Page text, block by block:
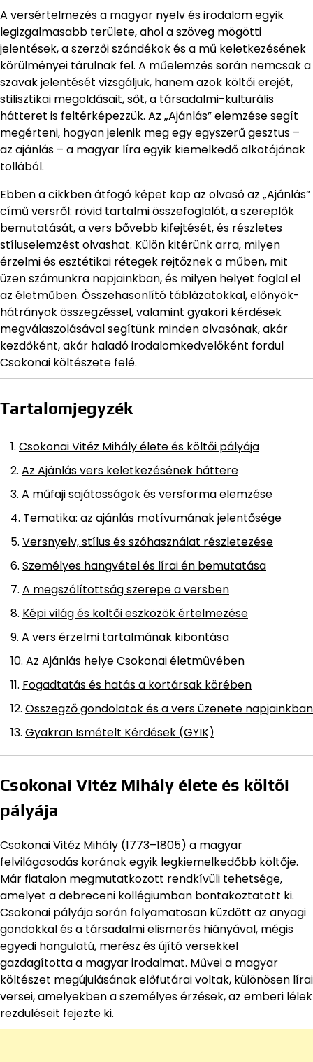
A versértelmezés a magyar nyelv és irodalom egyik
legizgalmasabb területe, ahol a szöveg mögötti
jelentések, a szerzői szándékok és a mű keletkezésének
körülményei tárulnak fel. A műelemzés során nemcsak a
szavak jelentését vizsgáljuk, hanem azok költői erejét,
stilisztikai megoldásait, sőt, a társadalmi-kulturális
hátteret is feltérképezzük. Az „Ajánlás” elemzése segít
megérteni, hogyan jelenik meg egy egyszerű gesztus –
az ajánlás – a magyar líra egyik kiemelkedő alkotójának
tollából.
Ebben a cikkben átfogó képet kap az olvasó az „Ajánlás”
című versről: rövid tartalmi összefoglalót, a szereplők
bemutatását, a vers bővebb kifejtését, és részletes
stíluselemzést olvashat. Külön kitérünk arra, milyen
érzelmi és esztétikai rétegek rejtőznek a műben, mit
üzen számunkra napjainkban, és milyen helyet foglal el
az életműben. Összehasonlító táblázatokkal, előnyök-
hátrányok összegzéssel, valamint gyakori kérdések
megválaszolásával segítünk minden olvasónak, akár
kezdőként, akár haladó irodalomkedvelőként fordul
Csokonai költészete felé.
Tartalomjegyzék
Csokonai Vitéz Mihály élete és költői pályája
Az Ajánlás vers keletkezésének háttere
A műfaji sajátosságok és versforma elemzése
Tematika: az ajánlás motívumának jelentősége
Versnyelv, stílus és szóhasználat részletezése
Személyes hangvétel és lírai én bemutatása
A megszólítottság szerepe a versben
Képi világ és költői eszközök értelmezése
A vers érzelmi tartalmának kibontása
Az Ajánlás helye Csokonai életművében
Fogadtatás és hatás a kortársak körében
Összegző gondolatok és a vers üzenete napjainkban
Gyakran Ismételt Kérdések (GYIK)
Csokonai Vitéz Mihály élete és költői
pályája
Csokonai Vitéz Mihály (1773–1805) a magyar
felvilágosodás korának egyik legkiemelkedőbb költője.
Már fiatalon megmutatkozott rendkívüli tehetsége,
amelyet a debreceni kollégiumban bontakoztatott ki.
Csokonai pályája során folyamatosan küzdött az anyagi
gondokkal és a társadalmi elismerés hiányával, mégis
egyedi hangulatú, merész és újító versekkel
gazdagította a magyar irodalmat. Művei a magyar
költészet megújulásának előfutárai voltak, különösen lírai
versei, amelyekben a személyes érzések, az emberi lélek
rezdüléseit fejezte ki.